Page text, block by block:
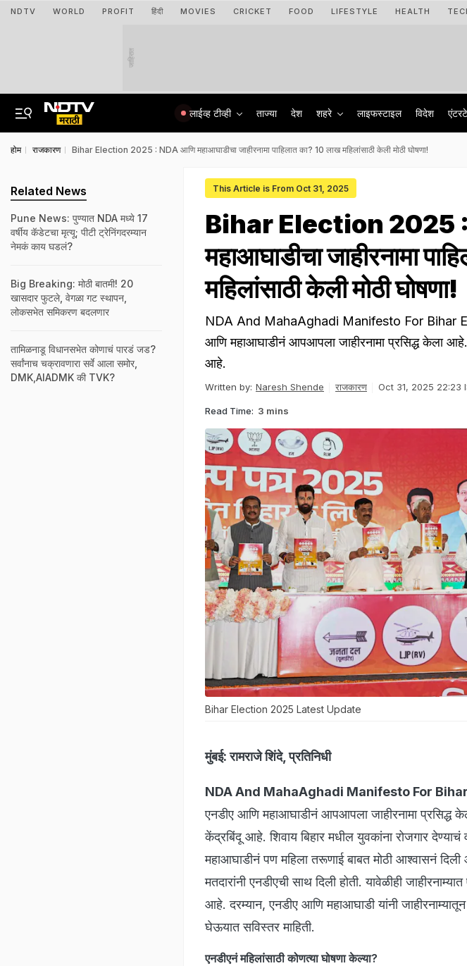
NDTV WORLD PROFIT हिंदी MOVIES CRICKET FOOD LIFESTYLE HEALTH
जाहिरात
लाईव्ह टीव्ही ताज्या देश शहरे लाइफस्टाइल विदेश
होम राजकारण Bihar Election 2025 : NDA आणि महाआघाडीचा जाहीरनामा पाहिलात का? 10 लाख महिलांसाठी केली मोठी घोषणा!
This Article is From Oct 31, 2025
Bihar Election 2025
महाआघाडीचा जाहीरनामा
महिलांसाठी केली मोठी घोषणा!
NDA And MahaAghadi Manifesto For Bihar
आणि महाआघाडीनं आपआपला जाहीरनामा प्रसिद्ध केला
आहे.
Written by: Naresh Shende राजकारण Oct 31, 2025 22:23
Read Time: 3 mins
Bihar Election 2025 Latest Update
मुंबई: रामराजे शिंदे, प्रतिनिधी
NDA And MahaAghadi Manifesto For
एनडीए आणि महाआघाडीनं आपआपला जाहीरनामा प्रसिद्ध
केंद्रबिंदू आहे. शिवाय बिहार मधील युवकांना रोजगार
महाआघाडीनं पण महिला तरूणाई बाबत मोठी आश्वासनं दिली
मतदारांनी एनडीएची साथ दिली होती. यावेळीही
आहे. दरम्यान, एनडीए आणि महाआघाडी यांनी
घेऊयात सविस्तर माहिती.
एनडीएनं महिलांसाठी कोणत्या घोषणा केल्या?
Related News
Pune News: पुण्यात NDA मध्ये 17
वर्षीय कॅडेटचा मृत्यू; पीटी ट्रेनिंगदरम्यान
नेमकं काय घडलं?
Big Breaking: मोठी बातमी! 20
खासदार फुटले, वेगळा गट स्थापन,
लोकसभेत समिकरण बदलणार
तामिळनाडू विधानसभेत कोणाचं पारडं जड?
सर्वांनाच चक्रावणारा सर्वे आला समोर,
DMK,AIADMK की TVK?